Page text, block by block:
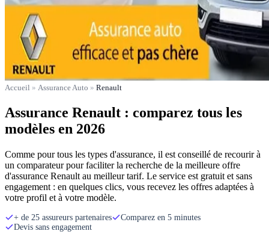
Accueil » Assurance Auto » Renault
Assurance Renault : comparez tous les
modèles en 2026
Comme pour tous les types d'assurance, il est conseillé de recourir à
un comparateur pour faciliter la recherche de la meilleure offre
d'assurance Renault au meilleur tarif. Le service est gratuit et sans
engagement : en quelques clics, vous recevez les offres adaptées à
votre profil et à votre modèle.
+ de 25 assureurs partenaires
Comparez en 5 minutes
Devis sans engagement